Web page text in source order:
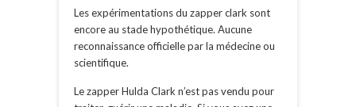
Les expérimentations du zapper clark sont
encore au stade hypothétique. Aucune
reconnaissance officielle par la médecine ou
scientifique.
Le zapper Hulda Clark n’est pas vendu pour